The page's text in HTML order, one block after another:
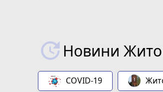
Новини
COVID-19